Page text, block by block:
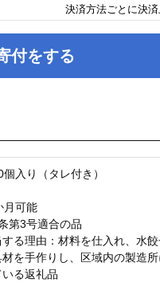
付をする
入り（タレ付き）
月可能
第3号適合の品
る理由：材料を仕入れ、水
を手作りし、区域内の製造
る返礼品
決済方法ごとに決済